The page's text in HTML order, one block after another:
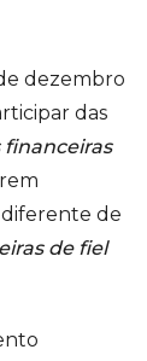
dezembro
das
de
de fiel